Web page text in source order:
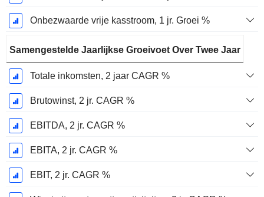
Onbezwaarde vrije kasstroom, 1 jr. Groei %
Samengestelde Jaarlijkse Groeivoet Over Twee Jaar
Totale inkomsten, 2 jaar CAGR %
Brutowinst, 2 jr. CAGR %
EBITDA, 2 jr. CAGR %
EBITA, 2 jr. CAGR %
EBIT, 2 jr. CAGR %